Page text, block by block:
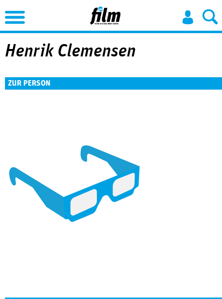
Jump to Navigation
Henrik Clemensen
ZUR PERSON